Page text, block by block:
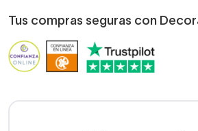
Tus compras seguras con